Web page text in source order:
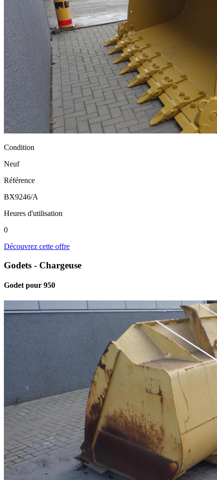
Condition
Neuf
Référence
BX9246/A
Heures d'utilisation
0
Découvrez cette offre
Godets - Chargeuse
Godet pour 950